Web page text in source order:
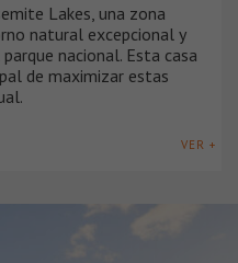
Lakes, una zona
natural excepcional y
nacional. Esta casa
de maximizar estas
VER +